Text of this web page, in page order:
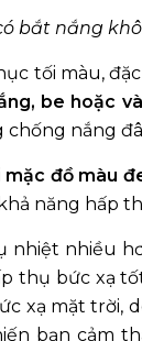
bắt nắng
tối màu,
be hoặc
chống nắng
mặc đồ màu
năng hấp
nhiệt nhiều
thụ bức xạ
xạ mặt trời,
bạn cảm